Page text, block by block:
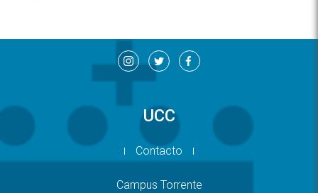
UCC
Contacto
Campus Torrente